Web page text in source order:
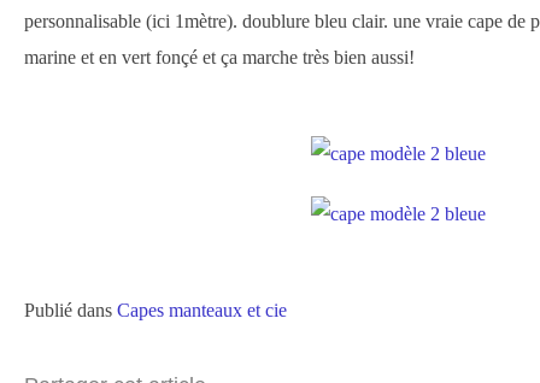
personnalisable (ici 1mètre). doublure bleu clair. une vraie cape de
marine et en vert fonçé et ça marche très bien aussi!
Publié dans Capes manteaux et cie